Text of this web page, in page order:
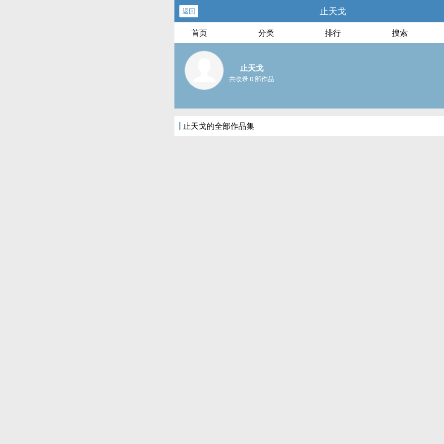
返回 止天戈
首页 分类 排行 搜索
止天戈
共收录 0 部作品
止天戈的全部作品集